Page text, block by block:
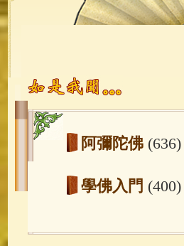
阿彌陀佛 (636)
學佛入門 (400)
玉曆寶鈔(236)